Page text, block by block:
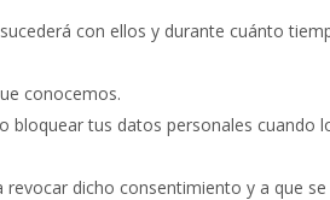
con ellos y durante cuánto
conocemos.
bloquear tus datos personales cuando
dicho consentimiento y a que se